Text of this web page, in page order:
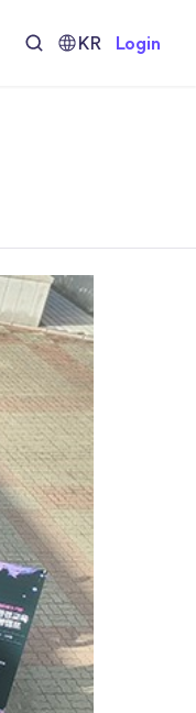
KR Login